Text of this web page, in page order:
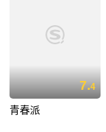
7.4
青春派